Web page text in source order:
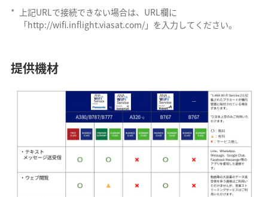
*
上記URLで接続できない場合は、URL欄に
「http://wifi.inflight.viasat.com/​」を入力してください。
提供機材